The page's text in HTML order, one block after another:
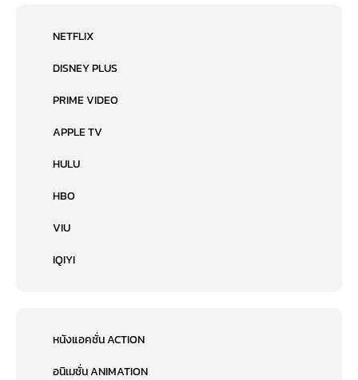
NETFLIX
DISNEY PLUS
PRIME VIDEO
APPLE TV
HULU
HBO
VIU
IQIYI
หนังแอคชั่น ACTION
อนิเมชั่น ANIMATION